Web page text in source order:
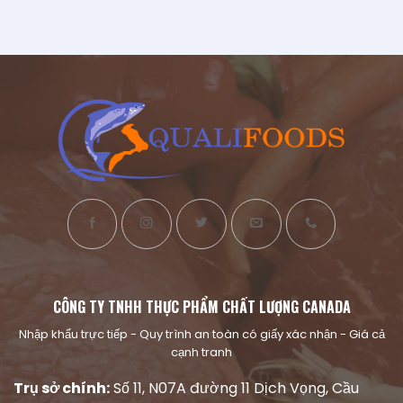
CÔNG TY TNHH THỰC PHẨM CHẤT LƯỢNG CANADA
Nhập khẩu trực tiếp - Quy trình an toàn có giấy xác nhận - Giá cả
cạnh tranh
Trụ sở chính:Số 11, N07A đường 11 Dịch Vọng, Cầu